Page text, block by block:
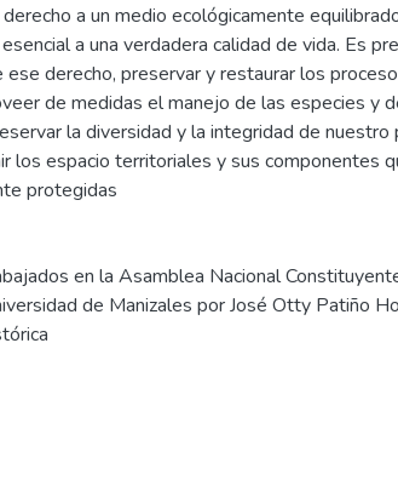
a un medio ecológicamente
a una verdadera calidad de vida. Es
derecho, preservar y restaurar los
de medidas el manejo de las especies y
la diversidad y la integridad de nuestro
los espacio territoriales y sus componentes
protegidas
en la Asamblea Nacional
de Manizales por José Otty Patiño